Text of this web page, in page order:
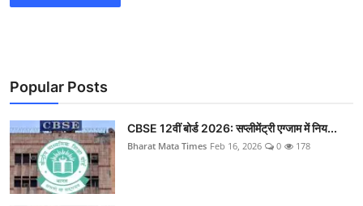
Popular Posts
CBSE 12वीं बोर्ड 2026: सप्लीमेंट्री एग्जाम में निय...
Bharat Mata Times Feb 16, 2026 0 178